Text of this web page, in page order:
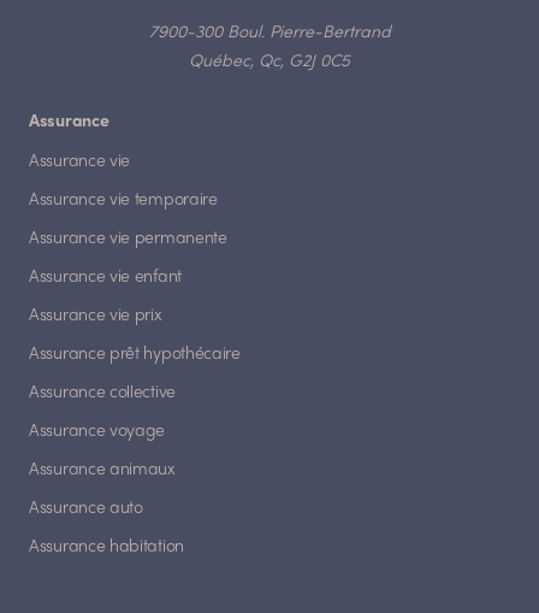
7900-300 Boul. Pierre-Bertrand
Québec, Qc, G2J 0C5
Assurance
Assurance vie
Assurance vie temporaire
Assurance vie permanente
Assurance vie enfant
Assurance vie prix
Assurance prêt hypothécaire
Assurance collective
Assurance voyage
Assurance animaux
Assurance auto
Assurance habitation